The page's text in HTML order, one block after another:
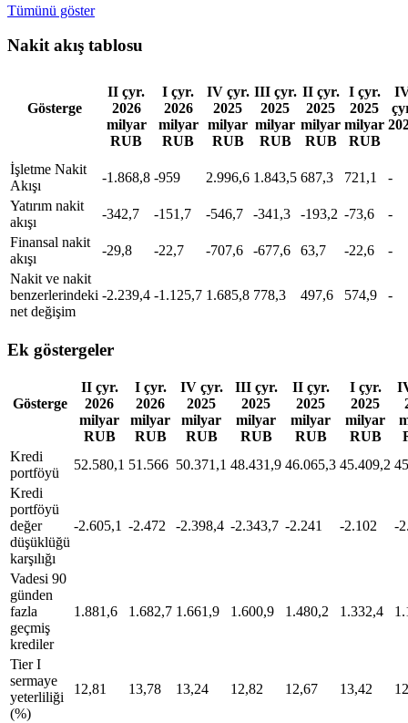
Tümünü göster
Nakit akış tablosu
Gösterge
II çyr.
2026
milyar
RUB
I çyr.
2026
milyar
RUB
IV çyr.
2025
milyar
RUB
III çyr.
2025
milyar
RUB
II çyr.
2025
milyar
RUB
I çyr.
2025
milyar
RUB
İşletme Nakit
Akışı
-1.868,8 -959 2.996,6 1.843,5 687,3 721,1
-
Yatırım nakit
akışı
-342,7 -151,7 -546,7 -341,3 -193,2 -73,6
-
Finansal nakit
akışı
-29,8 -22,7 -707,6 -677,6 63,7 -22,6
-
Nakit ve nakit
benzerlerindeki
net değişim
-2.239,4 -1.125,7 1.685,8 778,3 497,6 574,9 -
Ek göstergeler
Gösterge
II çyr.
2026
milyar
RUB
I çyr.
2026
milyar
RUB
IV çyr.
2025
milyar
RUB
III çyr.
2025
milyar
RUB
II çyr.
2025
milyar
RUB
I çyr.
2025
milyar
RUB
Kredi
portföyü
52.580,1 51.566 50.371,1 48.431,9 46.065,3 45.409,2
Kredi
portföyü
değer
düşüklüğü
karşılığı
-2.605,1 -2.472 -2.398,4 -2.343,7 -2.241 -2.102 -
Vadesi 90
günden
fazla
geçmiş
krediler
1.881,6 1.682,7 1.661,9 1.600,9 1.480,2 1.332,4
Tier I
sermaye
yeterliliği
(%)
12,81 13,78 13,24 12,82 12,67 13,42